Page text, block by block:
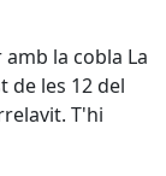
la cobla La
de les 12 del
T'hi